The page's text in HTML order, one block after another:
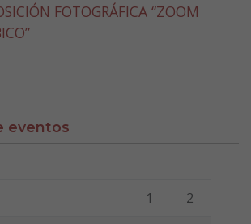
FOTOGRÁFICA “ZOOM
eventos
Viernes Sábado
1 2